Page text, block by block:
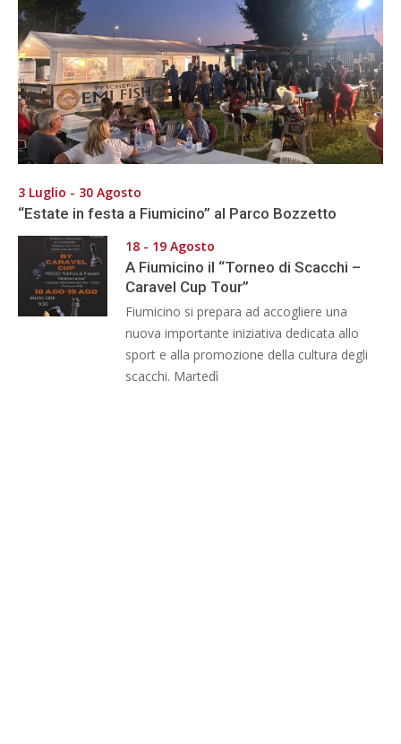
3 Luglio - 30 Agosto
“Estate in festa a Fiumicino” al Parco Bozzetto
18 - 19 Agosto
A Fiumicino il “Torneo di Scacchi –
Caravel Cup Tour”
Fiumicino si prepara ad accogliere una
nuova importante iniziativa dedicata allo
sport e alla promozione della cultura degli
scacchi. Martedì